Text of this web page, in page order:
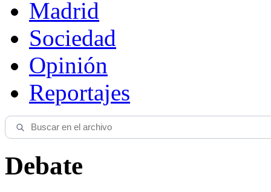
Madrid
Sociedad
Opinión
Reportajes
Debate